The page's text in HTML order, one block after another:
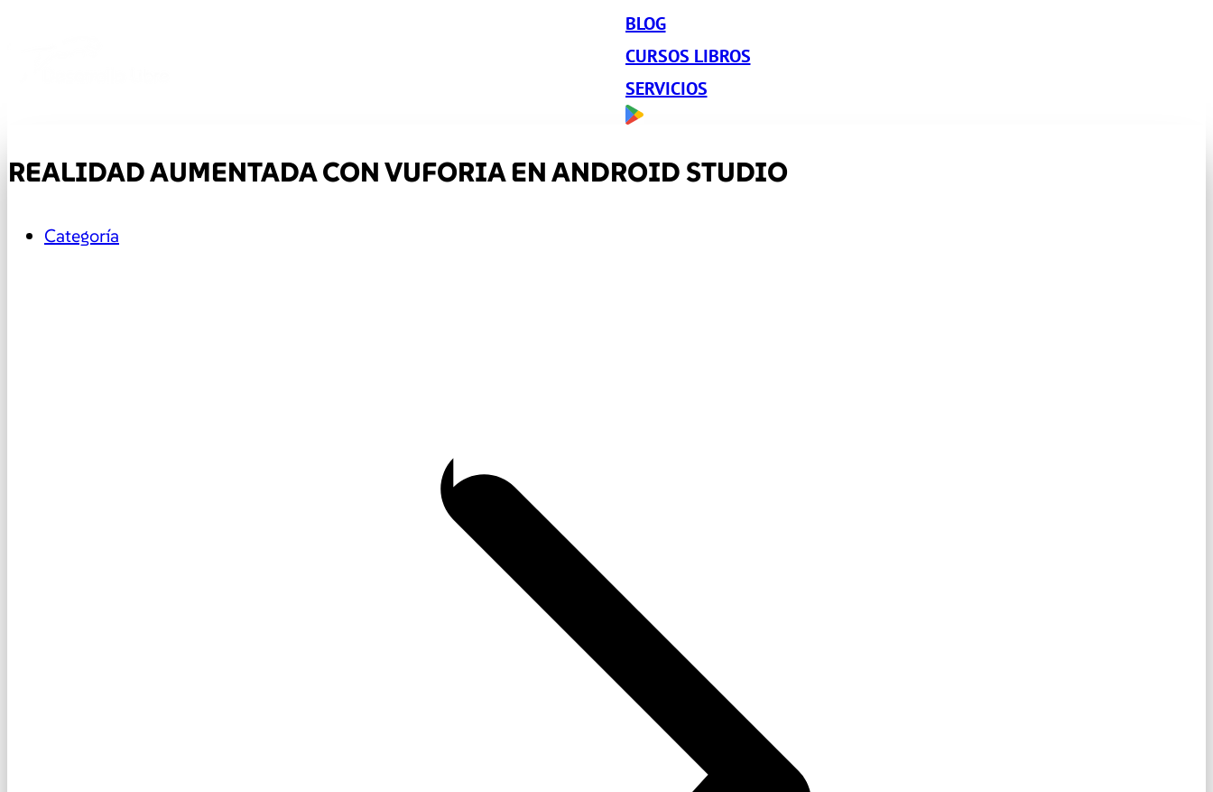
BLOG
CURSOS LIBROS
SERVICIOS
REALIDAD AUMENTADA CON VUFORIA EN ANDROID STUDIO
Categoría